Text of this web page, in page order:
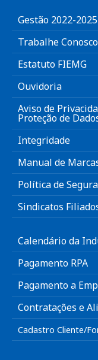
Gestão 2022-2025
Trabalhe Conosco
Estatuto FIEMG
Ouvidoria
Aviso de
Proteção de
Integridade
Manual de
Política de
Sindicatos
Calendário da
Pagamento RPA
Pagamento a
Contratações e
Cadastro Cliente/